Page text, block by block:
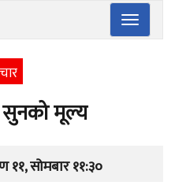
Toggle
मूल्य
११, सोमबार ११:३०